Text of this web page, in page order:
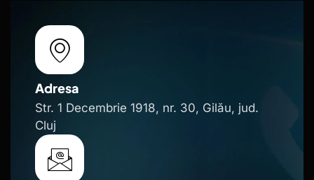
Adresa
Str. 1 Decembrie 1918, nr. 30, Gilău, jud.
Cluj